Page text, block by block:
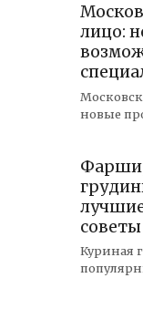
лицо:
новые
Куриная